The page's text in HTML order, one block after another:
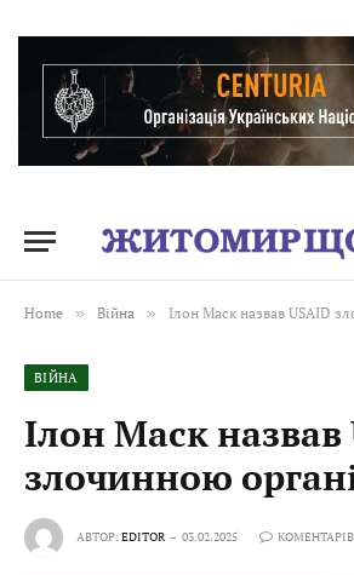
Home » Війна » Ілон Маск назвав USAID
ВІЙНА
Ілон Маск назвав
злочинною
АВТОР:EDITOR 03.02.2025